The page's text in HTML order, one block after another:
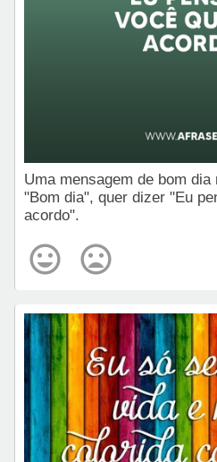
Uma mensagem de bom
"Bom dia", quer dizer "Eu
acordo".